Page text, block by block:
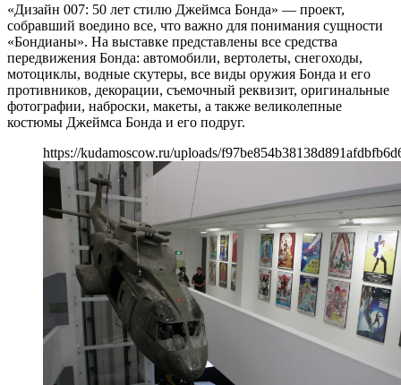
«Дизайн 007: 50 лет стилю Джеймса Бонда» — проект,
собравший воедино все, что важно для понимания сущности
«Бондианы». На выставке представлены все средства
передвижения Бонда: автомобили, вертолеты, снегоходы,
мотоциклы, водные скутеры, все виды оружия Бонда и его
противников, декорации, съемочный реквизит, оригинальные
фотографии, наброски, макеты, а также великолепные
костюмы Джеймса Бонда и его подруг.
https://kudamoscow.ru/uploads/